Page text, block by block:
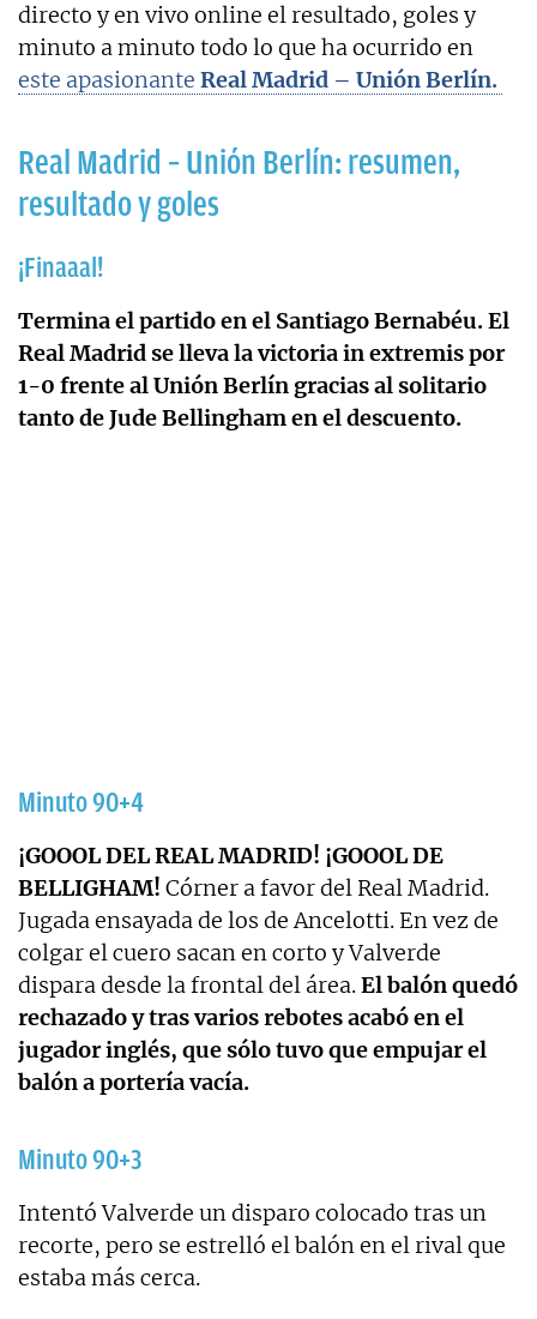
directo y en vivo online el resultado, goles y
minuto a minuto todo lo que ha ocurrido en
este apasionante Real Madrid – Unión Berlín.
Real Madrid – Unión Berlín: resumen,
resultado y goles
¡Finaaal!
Termina el partido en el Santiago Bernabéu.El
Real Madrid se lleva la victoria in extremis por
1-0 frente al Unión Berlín gracias al solitario
tanto de Jude Bellingham en el descuento.
Minuto 90+4
¡GOOOL DEL REAL MADRID! ¡GOOOL DE
BELLIGHAM! Córner a favor del Real Madrid.
Jugada ensayada de los de Ancelotti. En vez de
colgar el cuero sacan en corto y Valverde
dispara desde la frontal del área.El balón quedó
rechazado y tras varios rebotes acabó en el
jugador inglés, que sólo tuvo que empujar el
balón a portería vacía.
Minuto 90+3
Intentó Valverde un disparo colocado tras un
recorte, pero se estrelló el balón en el rival que
estaba más cerca.